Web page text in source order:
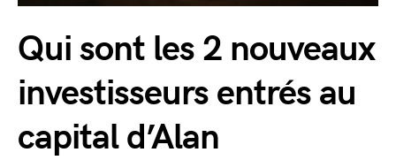
Qui sont les 2 nouveaux
investisseurs entrés au
capital d’Alan